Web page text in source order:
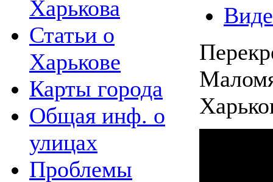
Харькова
Статьи о
Харькове
Карты города
Общая инф. о
улицах
Проблемы